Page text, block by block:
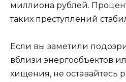
миллиона рублей.
таких преступлений
Если вы заметили
вблизи энергообъектов
хищения, не оставайтесь